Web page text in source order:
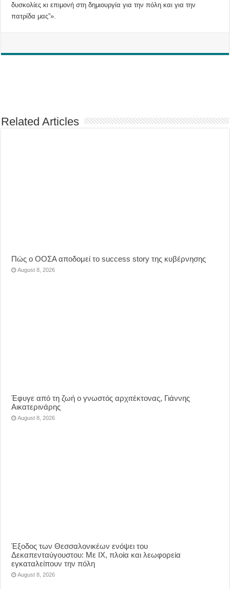
δυσκολίες κι επιμονή στη δημιουργία για την πόλη και για την
πατρίδα μας”».
Related Articles
Πώς ο ΟΟΣΑ αποδομεί το success story της κυβέρνησης
August 8, 2026
Έφυγε από τη ζωή ο γνωστός αρχιτέκτονας, Γιάννης
Αικατερινάρης
August 8, 2026
Έξοδος των Θεσσαλονικέων ενόψει του
Δεκαπενταύγουστου: Με ΙΧ, πλοία και λεωφορεία
εγκαταλείπουν την πόλη
August 8, 2026